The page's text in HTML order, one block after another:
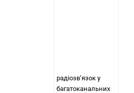
радіозв’язок у
багатоканальних